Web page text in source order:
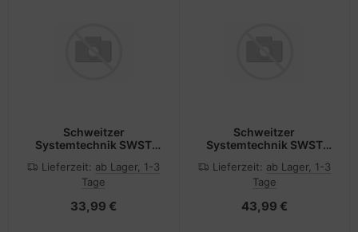
Schweitzer
Systemtechnik SWST
flach 3HE - Rack-
Zubehör
Lieferzeit: ab Lager, 1-3
Tage
33,99 €
Schweitzer
Systemtechnik SWST
flach 4HE - Rack-
Zubehör
Lieferzeit: ab Lager, 1-3
Tage
43,99 €